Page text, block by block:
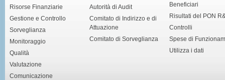
Risorse Finanziarie
Gestione e Controllo
Sorveglianza
Monitoraggio
Qualità
Valutazione
Comunicazione
Autorità di Audit
Comitato di Indirizzo e di
Attuazione
Comitato di Sorveglianza
Beneficiari
Risultati del PON
Controlli
Spese di
Utilizza i dati